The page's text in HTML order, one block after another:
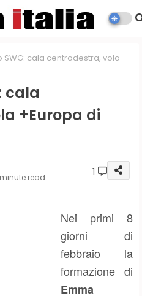
SWG: cala centrodestra, vola
cala
+Europa di
minute read 1
Nei primi 8
giorni di
febbraio la
formazione di
Emma